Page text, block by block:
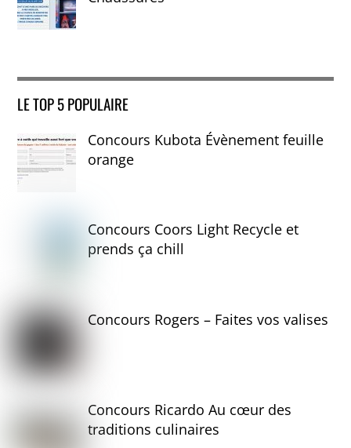
LE TOP 5 POPULAIRE
Concours Kubota Évènement feuille
orange
Concours Coors Light Recycle et
prends ça chill
Concours Rogers – Faites vos valises
Concours Ricardo Au cœur des
traditions culinaires